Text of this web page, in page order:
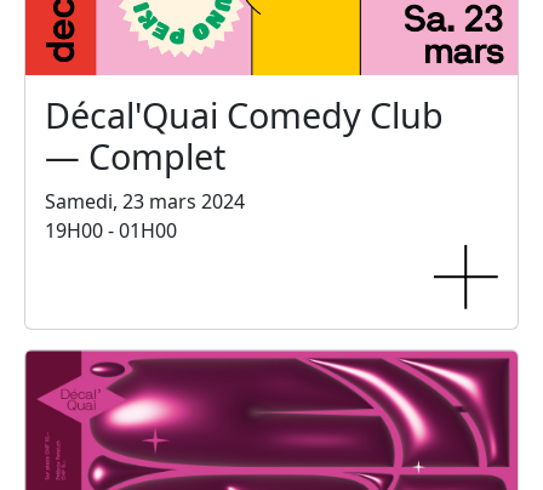
Décal'Quai Comedy Club
— Complet
Samedi, 23 mars 2024
19H00 - 01H00